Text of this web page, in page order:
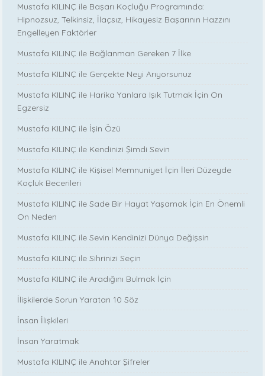
Mustafa KILINÇ ile Başarı Koçluğu Programında:
Hipnozsuz, Telkinsiz, İlaçsız, Hikayesiz Başarının Hazzını
Engelleyen Faktörler
Mustafa KILINÇ ile Bağlanman Gereken 7 İlke
Mustafa KILINÇ ile Gerçekte Neyi Arıyorsunuz
Mustafa KILINÇ ile Harika Yanlara Işık Tutmak İçin On
Egzersiz
Mustafa KILINÇ ile İşin Özü
Mustafa KILINÇ ile Kendinizi Şimdi Sevin
Mustafa KILINÇ ile Kişisel Memnuniyet İçin İleri Düzeyde
Koçluk Becerileri
Mustafa KILINÇ ile Sade Bir Hayat Yaşamak İçin En Önemli
On Neden
Mustafa KILINÇ ile Sevin Kendinizi Dünya Değişsin
Mustafa KILINÇ ile Sihrinizi Seçin
Mustafa KILINÇ ile Aradığını Bulmak İçin
İlişkilerde Sorun Yaratan 10 Söz
İnsan İlişkileri
İnsan Yaratmak
Mustafa KILINÇ ile Anahtar Şifreler